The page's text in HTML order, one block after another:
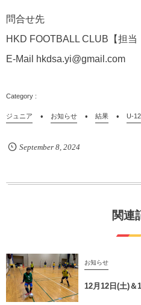
問合せ先
HKD FOOTBALL CLUB【担当
E-Mail hkdsa.yi@gmail.com
ジュニア お知らせ 結果 U-12
September 8, 2024
関連
お知らせ
12月12日(土)＆